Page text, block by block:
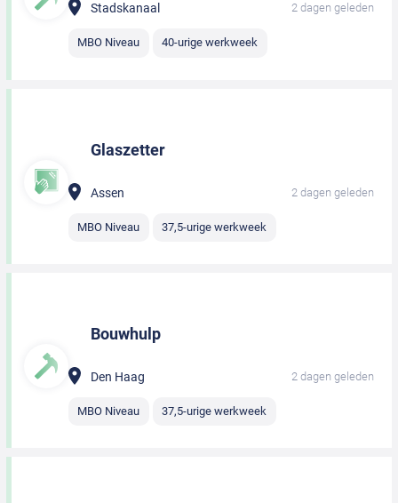
Stadskanaal 2 dagen geleden
MBO Niveau 40-urige werkweek
Glaszetter
Assen 2 dagen geleden
MBO Niveau 37,5-urige werkweek
Bouwhulp
Den Haag 2 dagen geleden
MBO Niveau 37,5-urige werkweek